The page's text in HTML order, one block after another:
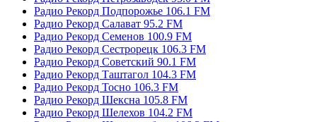
Радио Рекорд Подпорожье 106.1 FM
Радио Рекорд Салават 95.2 FM
Радио Рекорд Семенов 100.9 FM
Радио Рекорд Сестрорецк 106.3 FM
Радио Рекорд Советский 90.1 FM
Радио Рекорд Таштагол 104.3 FM
Радио Рекорд Тосно 106.3 FM
Радио Рекорд Шексна 105.8 FM
Радио Рекорд Шелехов 104.2 FM